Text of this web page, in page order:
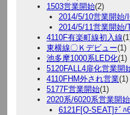
1503営業開始(2)
2014/5/10営業開始/
2014/5/11営業開始/
4110F有楽町線初入線
東横線〇Ｋデビュー(1)
池多摩1000系LED化(1)
5120FALL4扉化営業開
4110FHM外され営業(1)
5177F営業開始(1)
2020系/6020系営業開始
6121F[Q-SEAT]ﾃﾞﾊ